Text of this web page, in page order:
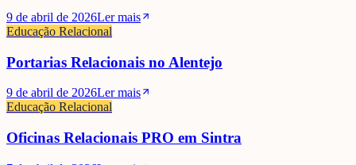
9 de abril de 2026Ler mais
Educação Relacional
Portarias Relacionais no Alentejo
9 de abril de 2026Ler mais
Educação Relacional
Oficinas Relacionais PRO em Sintra